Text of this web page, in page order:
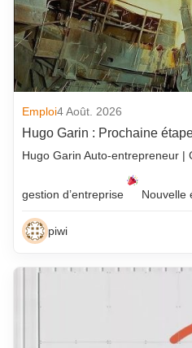
Emploi4 Août. 2026
Hugo Garin : Prochaine
Hugo Garin Auto-entrepreneur |
gestion d’entreprise Nouvelle
piwi